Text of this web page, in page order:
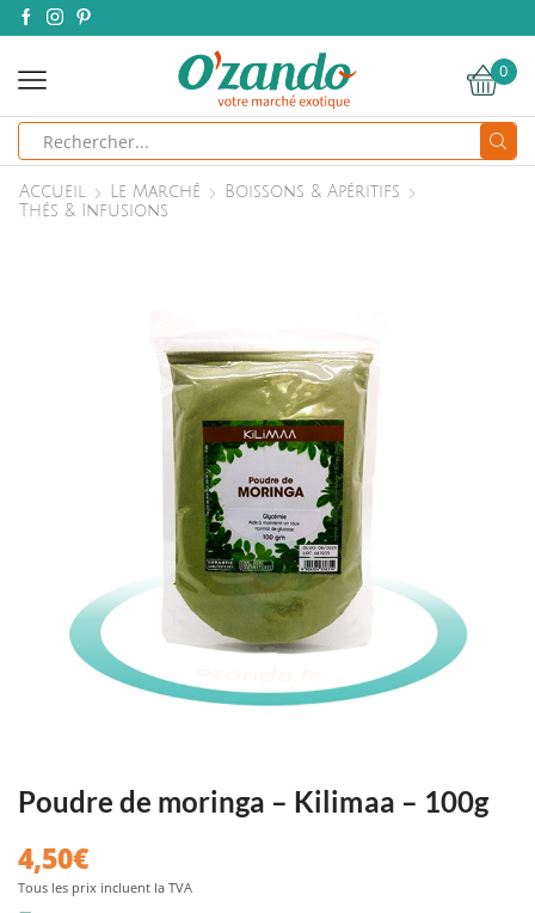
0
Accueil Le Marché
Boissons & Apéritifs
Thés & Infusions
Poudre de moringa – Kilimaa – 100g
4,50€